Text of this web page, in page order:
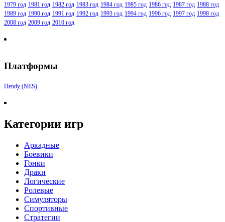
1979 год 1981 год 1982 год 1983 год 1984 год 1985 год 1986 год 1987 год 1988 год
1989 год 1990 год 1991 год 1992 год 1993 год 1994 год 1996 год 1997 год 1998 год
2008 год 2009 год 2010 год
Платформы
Dendy (NES)
Категории игр
Аркадные
Боевики
Гонки
Драки
Логические
Ролевые
Симуляторы
Спортивные
Стратегии